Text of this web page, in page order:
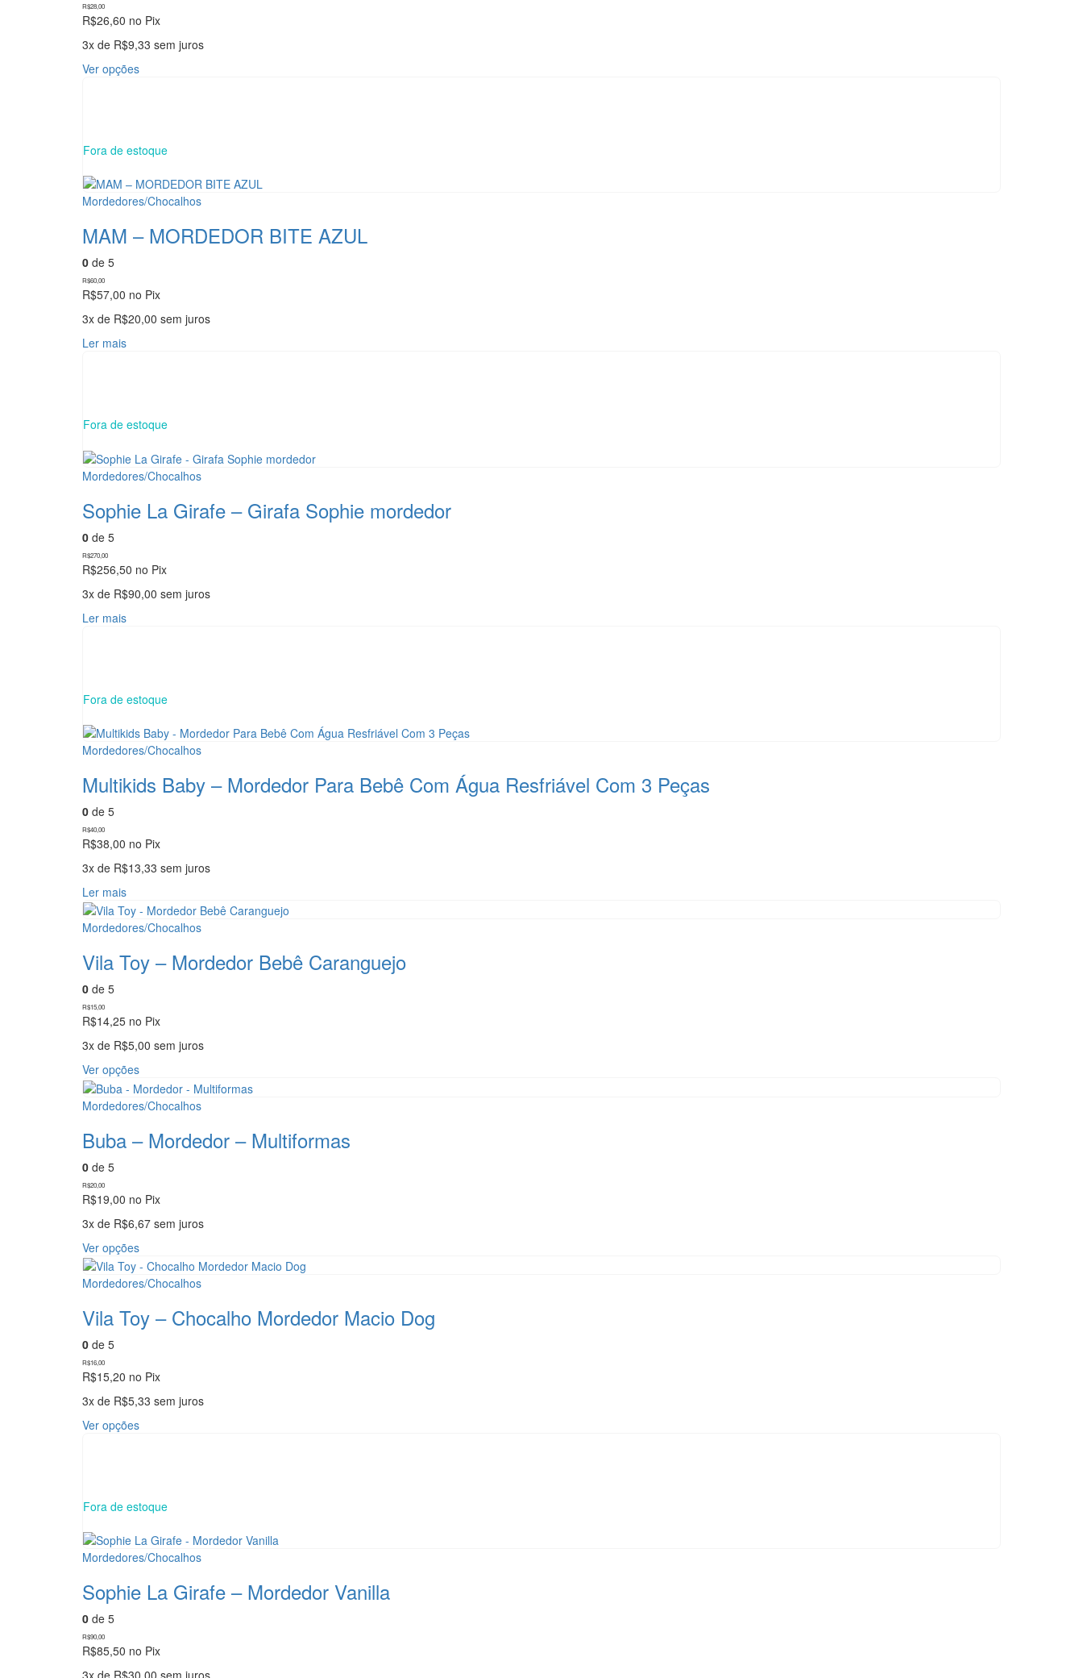
R$28,00
R$26,60 no Pix
3x de R$9,33 sem juros
Ver opçõesEste
As
podem
ser
na
página
Fora de estoque
Mordedores/Chocalhos
MAM – MORDEDOR BITE AZUL
0 de 5
R$60,00
R$57,00 no Pix
3x de R$20,00 sem juros
Ler mais
Fora de estoque
Mordedores/Chocalhos
Sophie La Girafe – Girafa Sophie mordedor
0 de 5
R$270,00
R$256,50 no Pix
3x de R$90,00 sem juros
Ler mais
Fora de estoque
Mordedores/Chocalhos
Multikids Baby – Mordedor Para Bebê Com Água Resfriável Com 3 Peças
0 de 5
R$40,00
R$38,00 no Pix
3x de R$13,33 sem juros
Ler mais
Mordedores/Chocalhos
Vila Toy – Mordedor Bebê Caranguejo
0 de 5
R$15,00
R$14,25 no Pix
3x de R$5,00 sem juros
Ver opçõesEste
produto
tem
variantes.
As
ser
na
página
do
produto
Mordedores/Chocalhos
Buba – Mordedor – Multiformas
0 de 5
R$20,00
R$19,00 no Pix
3x de R$6,67 sem juros
Ver opçõesEste
produto
tem
variantes.
As
ser
na
página
Mordedores/Chocalhos
Vila Toy – Chocalho Mordedor Macio Dog
0 de 5
R$16,00
R$15,20 no Pix
3x de R$5,33 sem juros
Ver opçõesEste
As
podem
ser
na
página
Fora de estoque
Mordedores/Chocalhos
Sophie La Girafe – Mordedor Vanilla
0 de 5
R$90,00
R$85,50 no Pix